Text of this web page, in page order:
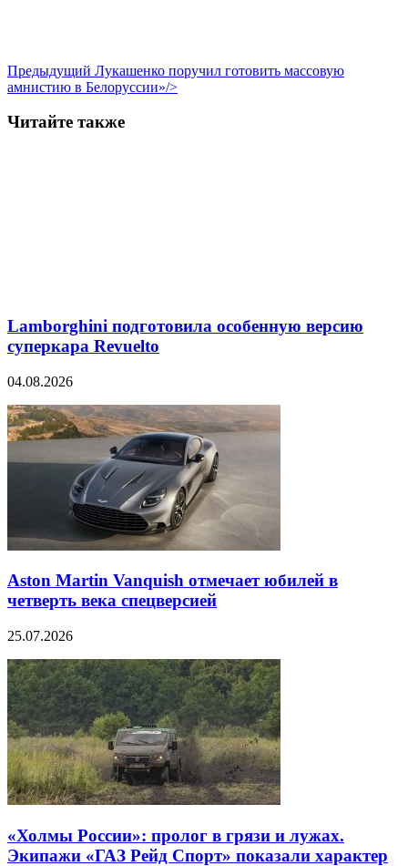
Предыдущий Лукашенко поручил готовить массовую
амнистию в Белоруссии»/>
Читайте также
Lamborghini подготовила особенную версию
суперкара Revuelto
04.08.2026
Aston Martin Vanquish отмечает юбилей в
четверть века спецверсией
25.07.2026
«Холмы России»: пролог в грязи и лужах.
Экипажи «ГАЗ Рейд Спорт» показали характер